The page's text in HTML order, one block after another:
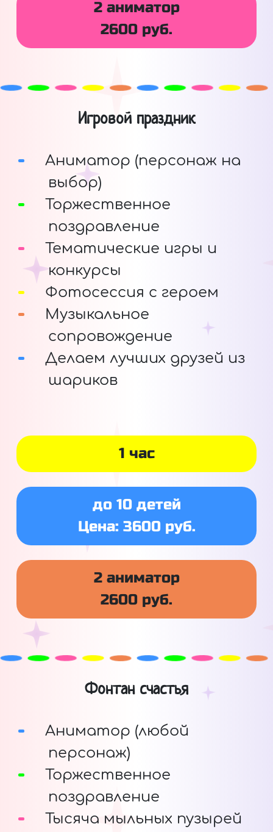
2 аниматор
2600 руб.
Игровой праздник
Аниматор (персонаж на
выбор)
Торжественное
поздравление
Тематические игры и
конкурсы
Фотосессия с героем
Музыкальное
сопровождение
Делаем лучших друзей из
шариков
1 час
до 10 детей
Цена: 3600 руб.
2 аниматор
2600 руб.
Фонтан счастья
Аниматор (любой
персонаж)
Торжественное
поздравление
Тысяча мыльных пузырей